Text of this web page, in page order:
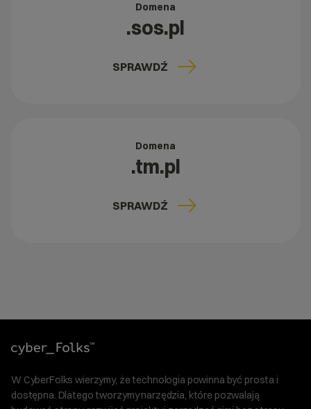
Domena
.sos.pl
SPRAWDŹ
Domena
.tm.pl
SPRAWDŹ
W CyberFolks wierzymy, że technologia powinna być prosta i
dostępna. Dlatego tworzymy narzędzia, które pozwalają